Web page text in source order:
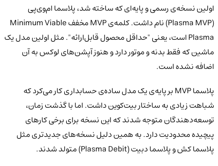
اولین نسخه‌ی رسمی و پایه‌ای که ساخته شد، پلاسما ام‌وی‌پی
مخففMinimum Viable
Plasmaاست، یعنی "حداقل محصول قابل‌ارائه". مثل اولین مدل یک
ماشین که فقط بدنه و موتور دارد و هنوز آپشن‌های لوکس به آن
اضافه نشده است.
پلاسما MVP
بر پایه‌ی یک مدل ساده‌ی حسابداری کار می‌کرد که
شباهت زیادی به ساختار بیت‌کوین داشت. اما با گذشت زمان،
توسعه‌دهندگان متوجه شدند که این نسخه برای برخی کارهای
پیچیده محدودیت دارد. به همین دلیل نسخه‌های جدیدتری مثل
پلاسما کش و پلاسما دبیت (Plasma Debit) متولد شدند.